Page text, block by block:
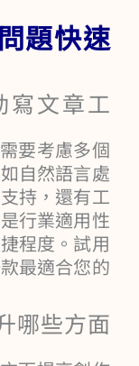
題快速
寫文章工
要考慮多個
自然語言處
持，還有工
行業適用性
程度。試用
最適合您的
哪些方面